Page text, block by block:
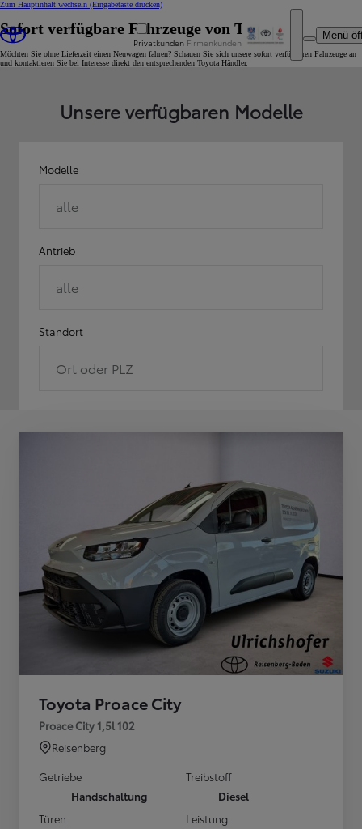
Zum Hauptinhalt wechseln (Eingabetaste drücken)
Privatkunden Firmenkunden
Menü
Sofort verfügbare Fahrzeuge von Toyota
Möchten Sie ohne Lieferzeit einen Neuwagen fahren? Schauen Sie sich unsere sofort verfügbaren Fahrzeuge an
und kontaktieren Sie bei Interesse direkt den entsprechenden Toyota Händler.
Unsere verfügbaren Modelle
Modelle
alle
Antrieb
alle
Standort
Ort oder PLZ
Toyota Proace City
Proace City 1,5l 102
Reisenberg
Getriebe
Handschaltung
Treibstoff
Diesel
Türen
Leistung